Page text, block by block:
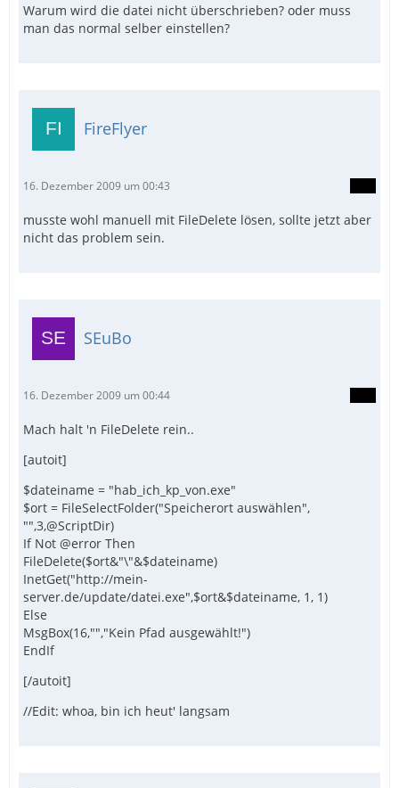
Warum wird die datei nicht überschrieben? oder muss
man das normal selber einstellen?
FireFlyer
16. Dezember 2009 um 00:43
musste wohl manuell mit FileDelete lösen, sollte jetzt aber
nicht das problem sein.
SEuBo
16. Dezember 2009 um 00:44
Mach halt 'n FileDelete rein..
[autoit]
$dateiname = "hab_ich_kp_von.exe"
$ort = FileSelectFolder("Speicherort auswählen",
"",3,@ScriptDir)
If Not @error Then
FileDelete($ort&"\"&$dateiname)
InetGet("http://mein-
server.de/update/datei.exe",$ort&$dateiname, 1, 1)
Else
MsgBox(16,"","Kein Pfad ausgewählt!")
EndIf
[/autoit]
//Edit: whoa, bin ich heut' langsam